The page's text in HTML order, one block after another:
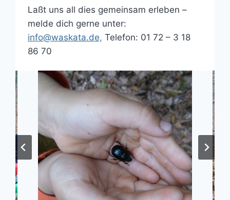
Laßt uns all dies gemeinsam erleben –
melde dich gerne unter:
info@waskata.de, Telefon: 01 72 – 3 18
86 70